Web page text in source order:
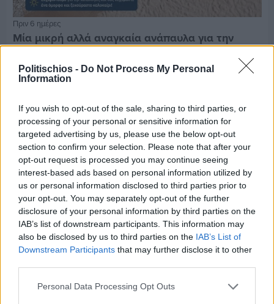
Politischios - Do Not Process My Personal
Information
If you wish to opt-out of the sale, sharing to third parties, or
processing of your personal or sensitive information for
targeted advertising by us, please use the below opt-out
section to confirm your selection. Please note that after your
opt-out request is processed you may continue seeing
interest-based ads based on personal information utilized by
us or personal information disclosed to third parties prior to
your opt-out. You may separately opt-out of the further
disclosure of your personal information by third parties on the
IAB’s list of downstream participants. This information may
also be disclosed by us to third parties on the IAB’s List of
Downstream Participants that may further disclose it to other
Personal Data Processing Opt Outs
Πριν 6 ημέρες
Μία μικρή αλλά αναγκαία ανάπαυλα για την
ομάδα του «Πολίτη»
Ελλάδας–Κύπρου Κ18 ο Δημήτρης Τέλλιος